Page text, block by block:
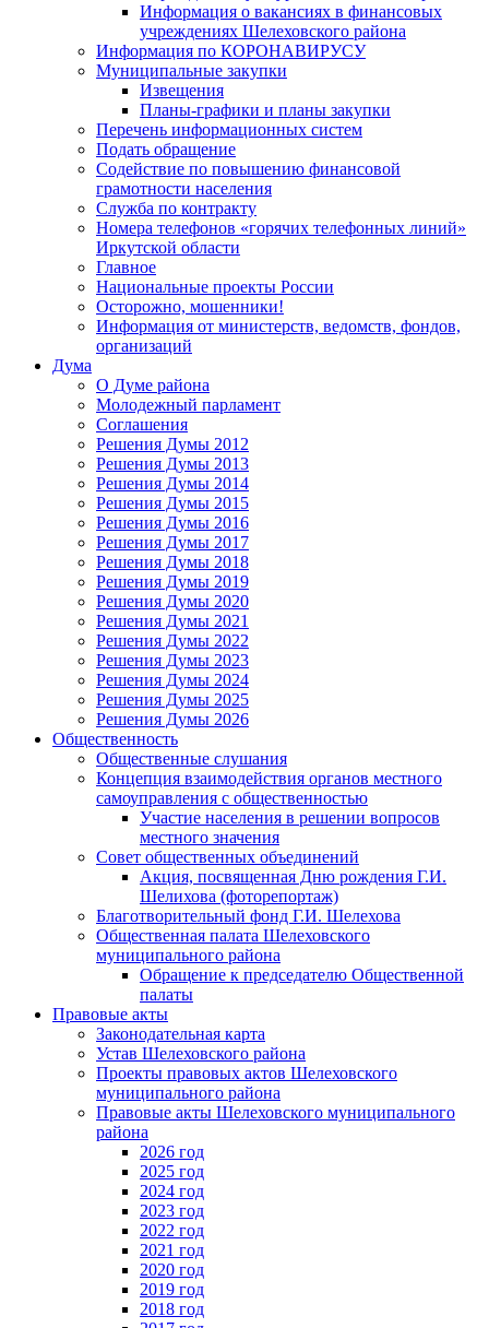
Информация о вакансиях в финансовых
учреждениях Шелеховского района
Информация по КОРОНАВИРУСУ
Муниципальные закупки
Извещения
Планы-графики и планы закупки
Перечень информационных систем
Подать обращение
Содействие по повышению финансовой
грамотности населения
Служба по контракту
Номера телефонов «горячих телефонных линий»
Иркутской области
Главное
Национальные проекты России
Осторожно, мошенники!
Информация от министерств, ведомств, фондов,
организаций
Дума
О Думе района
Молодежный парламент
Соглашения
Решения Думы 2012
Решения Думы 2013
Решения Думы 2014
Решения Думы 2015
Решения Думы 2016
Решения Думы 2017
Решения Думы 2018
Решения Думы 2019
Решения Думы 2020
Решения Думы 2021
Решения Думы 2022
Решения Думы 2023
Решения Думы 2024
Решения Думы 2025
Решения Думы 2026
Общественность
Общественные слушания
Концепция взаимодействия органов местного
самоуправления с общественностью
Участие населения в решении вопросов
местного значения
Совет общественных объединений
Акция, посвященная Дню рождения Г.И.
Шелихова (фоторепортаж)
Благотворительный фонд Г.И. Шелехова
Общественная палата Шелеховского
муниципального района
Обращение к председателю Общественной
палаты
Правовые акты
Законодательная карта
Устав Шелеховского района
Проекты правовых актов Шелеховского
муниципального района
Правовые акты Шелеховского муниципального
района
2026 год
2025 год
2024 год
2023 год
2022 год
2021 год
2020 год
2019 год
2018 год